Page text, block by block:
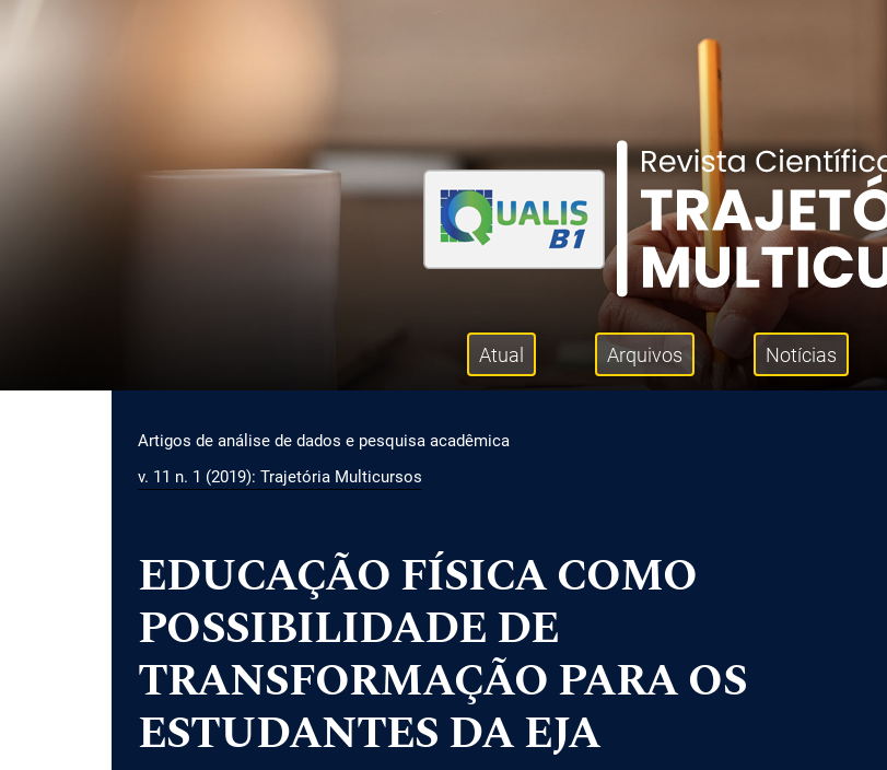
Menu principal Atual Arquivos Notícias
Artigos de análise de dados e pesquisa acadêmica
v. 11 n. 1 (2019): Trajetória Multicursos
EDUCAÇÃO FÍSICA COMO
POSSIBILIDADE DE
TRANSFORMAÇÃO PARA OS
ESTUDANTES DA EJA